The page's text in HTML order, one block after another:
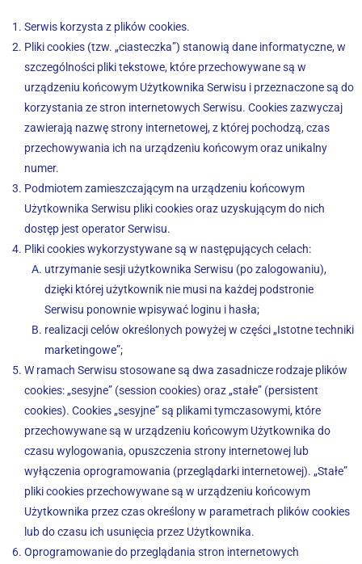
Serwis korzysta z plików cookies.
Pliki cookies (tzw. „ciasteczka”) stanowią dane informatyczne, w
szczególności pliki tekstowe, które przechowywane są w
urządzeniu końcowym Użytkownika Serwisu i przeznaczone są do
korzystania ze stron internetowych Serwisu. Cookies zazwyczaj
zawierają nazwę strony internetowej, z której pochodzą, czas
przechowywania ich na urządzeniu końcowym oraz unikalny
numer.
Podmiotem zamieszczającym na urządzeniu końcowym
Użytkownika Serwisu pliki cookies oraz uzyskującym do nich
dostęp jest operator Serwisu.
Pliki cookies wykorzystywane są w następujących celach:
utrzymanie sesji użytkownika Serwisu (po zalogowaniu),
dzięki której użytkownik nie musi na każdej podstronie
Serwisu ponownie wpisywać loginu i hasła;
realizacji celów określonych powyżej w części „Istotne techniki
marketingowe”;
W ramach Serwisu stosowane są dwa zasadnicze rodzaje plików
cookies: „sesyjne” (session cookies) oraz „stałe” (persistent
cookies). Cookies „sesyjne” są plikami tymczasowymi, które
przechowywane są w urządzeniu końcowym Użytkownika do
czasu wylogowania, opuszczenia strony internetowej lub
wyłączenia oprogramowania (przeglądarki internetowej). „Stałe”
pliki cookies przechowywane są w urządzeniu końcowym
Użytkownika przez czas określony w parametrach plików cookies
lub do czasu ich usunięcia przez Użytkownika.
Oprogramowanie do przeglądania stron internetowych